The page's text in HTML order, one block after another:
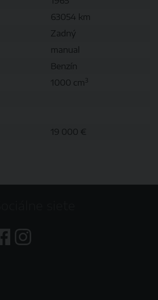
63054 km
Zadný
manual
Benzín
1000 cm3
19 000 €